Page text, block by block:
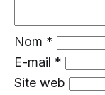
Nom *
E-mail *
Site web